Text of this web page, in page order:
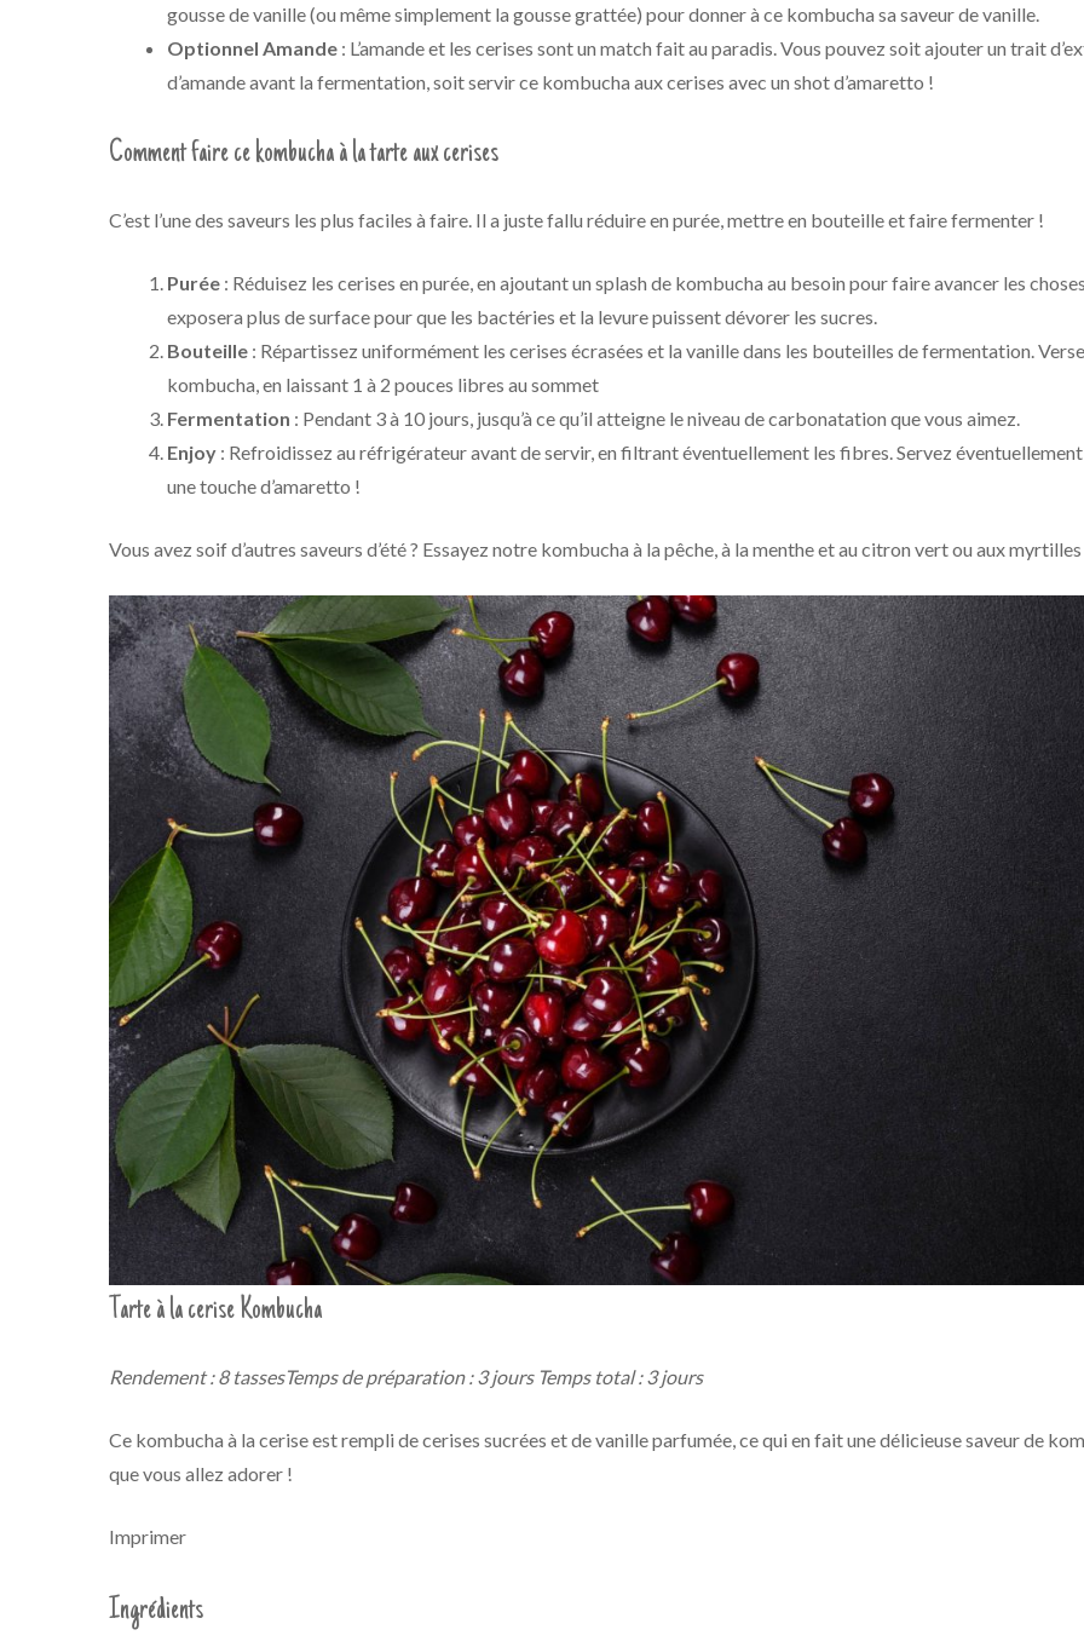
gousse de vanille (ou même simplement la gousse grattée) pour donner à ce kombucha sa saveur de vanille.
Optionnel Amande: L’amande et les cerises sont un match fait au paradis. Vous pouvez soit ajouter un trait
d’amande avant la fermentation, soit servir ce kombucha aux cerises avec un shot d’amaretto !
Comment faire ce kombucha à la tarte aux cerises
C’est l’une des saveurs les plus faciles à faire. Il a juste fallu réduire en purée, mettre en bouteille et faire fermenter !
Purée: Réduisez les cerises en purée, en ajoutant un splash de kombucha au besoin pour faire avancer les
exposera plus de surface pour que les bactéries et la levure puissent dévorer les sucres.
Bouteille: Répartissez uniformément les cerises écrasées et la vanille dans les bouteilles de fermentation.
kombucha, en laissant 1 à 2 pouces libres au sommet
Fermentation : Pendant 3 à 10 jours, jusqu’à ce qu’il atteigne le niveau de carbonatation que vous aimez.
Enjoy: Refroidissez au réfrigérateur avant de servir, en filtrant éventuellement les fibres. Servez
une touche d’amaretto !
Vous avez soif d’autres saveurs d’été ? Essayez notre kombucha à la pêche, à la menthe et au citron vert ou aux
Tarte à la cerise Kombucha
Rendement : 8 tassesTemps de préparation : 3 jours Temps total : 3 jours
Ce kombucha à la cerise est rempli de cerises sucrées et de vanille parfumée, ce qui en fait une délicieuse saveur de
que vous allez adorer !
Imprimer
Ingrédients